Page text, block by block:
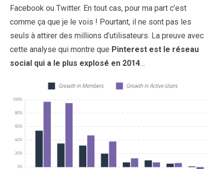
Facebook ou Twitter. En tout cas, pour ma part c’est
comme ça que je le vois ! Pourtant, il ne sont pas les
seuls à attirer des millions d’utilisateurs. La preuve avec
cette analyse qui montre que Pinterest est le réseau
social qui a le plus explosé en 2014…